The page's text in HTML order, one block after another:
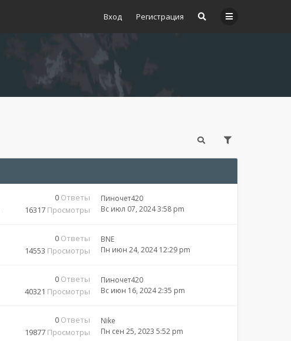
Вход Регистрация
0 Ответы
16317 Просмотры
Пиночет420
Вс июл 07, 2024 3:58 pm
0 Ответы
14553 Просмотры
BNE
Пн июн 24, 2024 12:29 pm
0 Ответы
40321 Просмотры
Пиночет420
Вс июн 16, 2024 2:35 pm
0 Ответы
19877 Просмотры
Nike
Пн сен 25, 2023 5:52 pm